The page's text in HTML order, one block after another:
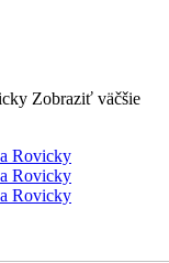
Zobraziť väčšie